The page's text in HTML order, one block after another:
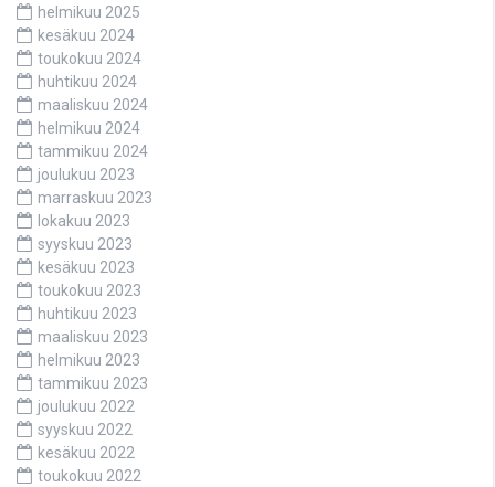
helmikuu 2025
kesäkuu 2024
toukokuu 2024
huhtikuu 2024
maaliskuu 2024
helmikuu 2024
tammikuu 2024
joulukuu 2023
marraskuu 2023
lokakuu 2023
syyskuu 2023
kesäkuu 2023
toukokuu 2023
huhtikuu 2023
maaliskuu 2023
helmikuu 2023
tammikuu 2023
joulukuu 2022
syyskuu 2022
kesäkuu 2022
toukokuu 2022